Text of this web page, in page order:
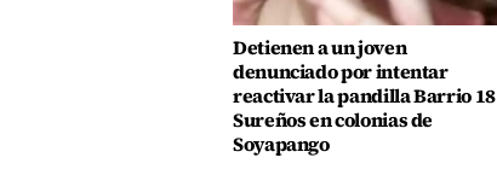
Detienen a un joven
denunciado por intentar
reactivar la pandilla Barrio 18
Sureños en colonias de
Soyapango